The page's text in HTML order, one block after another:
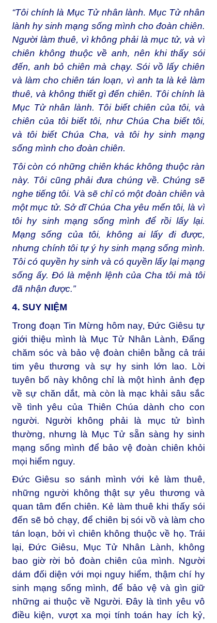
“Tôi chính là Mục Tử nhân lành. Mục Tử nhân
lành hy sinh mạng sống mình cho đoàn chiên.
Người làm thuê, vì không phải là mục tử, và vì
chiên không thuộc về anh, nên khi thấy sói
đến, anh bỏ chiên mà chạy. Sói vồ lấy chiên
và làm cho chiên tán loạn, vì anh ta là kẻ làm
thuê, và không thiết gì đến chiên. Tôi chính là
Mục Tử nhân lành. Tôi biết chiên của tôi, và
chiên của tôi biết tôi, như Chúa Cha biết tôi,
và tôi biết Chúa Cha, và tôi hy sinh mạng
sống mình cho đoàn chiên.
Tôi còn có những chiên khác không thuộc ràn
này. Tôi cũng phải đưa chúng về. Chúng sẽ
nghe tiếng tôi. Và sẽ chỉ có một đoàn chiên và
một mục tử. Sở dĩ Chúa Cha yêu mến tôi, là vì
tôi hy sinh mạng sống mình để rồi lấy lại.
Mạng sống của tôi, không ai lấy đi được,
nhưng chính tôi tự ý hy sinh mạng sống mình.
Tôi có quyền hy sinh và có quyền lấy lại mạng
sống ấy. Đó là mệnh lệnh của Cha tôi mà tôi
đã nhận được.”
4. SUY NIỆM
Trong đoạn Tin Mừng hôm nay, Đức Giêsu tự
giới thiệu mình là Mục Tử Nhân Lành, Đấng
chăm sóc và bảo vệ đoàn chiên bằng cả trái
tim yêu thương và sự hy sinh lớn lao. Lời
tuyên bố này không chỉ là một hình ảnh đẹp
về sự chăn dắt, mà còn là mạc khải sâu sắc
về tình yêu của Thiên Chúa dành cho con
người. Người không phải là mục tử bình
thường, nhưng là Mục Tử sẵn sàng hy sinh
mạng sống mình để bảo vệ đoàn chiên khỏi
mọi hiểm nguy.
Đức Giêsu so sánh mình với kẻ làm thuê,
những người không thật sự yêu thương và
quan tâm đến chiên. Kẻ làm thuê khi thấy sói
đến sẽ bỏ chạy, để chiên bị sói vồ và làm cho
tán loạn, bởi vì chiên không thuộc về họ. Trái
lại, Đức Giêsu, Mục Tử Nhân Lành, không
bao giờ rời bỏ đoàn chiên của mình. Người
dám đối diện với mọi nguy hiểm, thậm chí hy
sinh mạng sống mình, để bảo vệ và gìn giữ
những ai thuộc về Người. Đây là tình yêu vô
điều kiện, vượt xa mọi tính toán hay ích kỷ,